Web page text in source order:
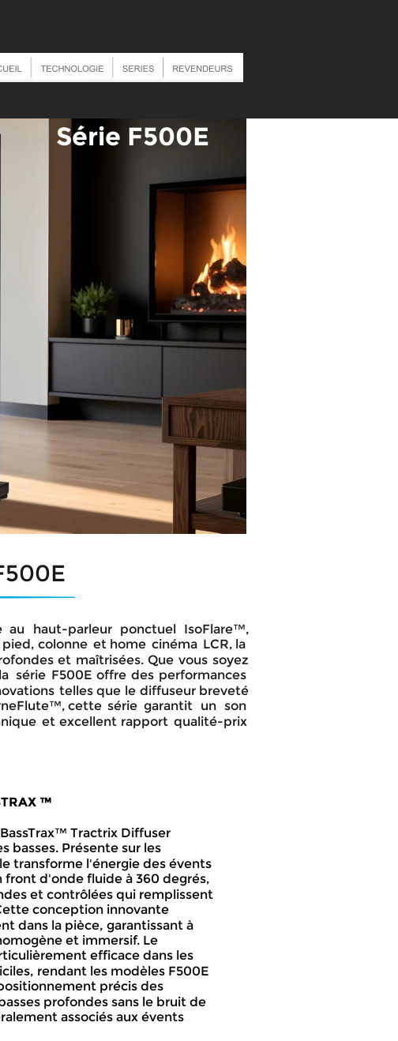
au haut-parleur ponctuel
IsoFlare™,
pied, colonne et home cinéma LCR, la
et maîtrisées. Que vous soyez
la série F500E offre des performances
telles que le diffuseur breveté
cette série garantit un son
et excellent rapport qualité-prix
™
Tractrix Diffuser
basses. Présente sur les
transforme l'énergie des évents
front d'onde fluide à 360 degrés,
et contrôlées qui remplissent
conception innovante
dans la pièce, garantissant à
et immersif. Le
efficace dans les
rendant les modèles F500E
précis des
profondes sans le bruit de
associés aux évents
Série F500E